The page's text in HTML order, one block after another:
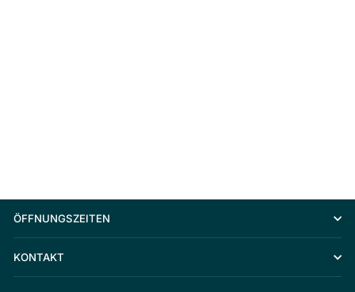
ÖFFNUNGSZEITEN
KONTAKT